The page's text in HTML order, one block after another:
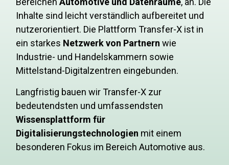
Inhalte sind leicht verständlich aufbereitet und
nutzerorientiert. Die Plattform Transfer-X ist in
ein starkes Netzwerk von Partnern wie
Industrie- und Handelskammern sowie
Mittelstand-Digitalzentren eingebunden.
Langfristig bauen wir Transfer-X zur
bedeutendsten und umfassendsten
Wissensplattform für
Digitalisierungstechnologien mit einem
besonderen Fokus im Bereich Automotive aus.